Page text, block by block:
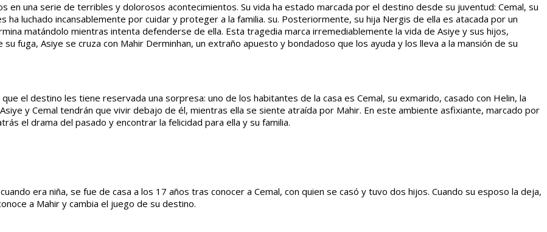
en una serie de terribles y dolorosos acontecimientos. Su vida ha estado marcada por el destino desde su juventud: Cemal, su
luchado incansablemente por cuidar y proteger a la familia. su. Posteriormente, su hija Nergis de ella es atacada por un
matándolo mientras intenta defenderse de ella. Esta tragedia marca irremediablemente la vida de Asiye y sus hijos,
fuga, Asiye se cruza con Mahir Derminhan, un extraño apuesto y bondadoso que los ayuda y los lleva a la mansión de su
el destino les tiene reservada una sorpresa: uno de los habitantes de la casa es Cemal, su exmarido, casado con Helin, la
y Cemal tendrán que vivir debajo de él, mientras ella se siente atraída por Mahir. En este ambiente asfixiante, marcado por
el drama del pasado y encontrar la felicidad para ella y su familia.
era niña, se fue de casa a los 17 años tras conocer a Cemal, con quien se casó y tuvo dos hijos. Cuando su esposo la deja,
a Mahir y cambia el juego de su destino.